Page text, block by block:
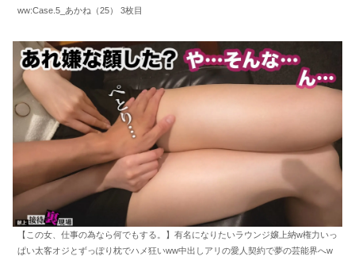
ww:Case.5_あかね（25） 3枚目
【この女、仕事の為なら何でもする。】有名になりたいラウンジ嬢上納w権力いっ
ぱい太客オジとずっぽり枕でハメ狂いww中出しアリの愛人契約で夢の芸能界へw